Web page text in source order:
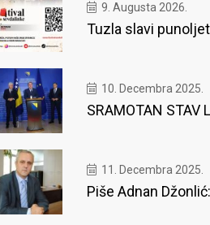
9. Augusta 2026.
Tuzla slavi
10. Decembra 2025.
SRAMOTAN STAV
11. Decembra 2025.
Piše Adnan